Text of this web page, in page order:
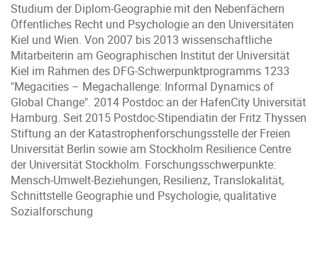
Studium der Diplom-Geographie mit den Nebenfächern
Öffentliches Recht und Psychologie an den Universitäten
Kiel und Wien. Von 2007 bis 2013 wissenschaftliche
Mitarbeiterin am Geographischen Institut der Universität
Kiel im Rahmen des DFG-Schwerpunktprogramms 1233
"Megacities – Megachallenge: Informal Dynamics of
Global Change". 2014 Postdoc an der HafenCity Universität
Hamburg. Seit 2015 Postdoc-Stipendiatin der Fritz Thyssen
Stiftung an der Katastrophenforschungsstelle der Freien
Universität Berlin sowie am Stockholm Resilience Centre
der Universität Stockholm. Forschungsschwerpunkte:
Mensch-Umwelt-Beziehungen, Resilienz, Translokalität,
Schnittstelle Geographie und Psychologie, qualitative
Sozialforschung